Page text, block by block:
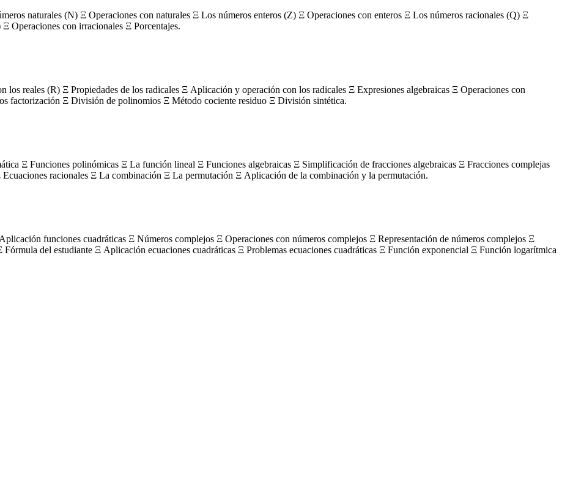
naturales (N) Ξ Operaciones con naturales Ξ Los números enteros (Z) Ξ Operaciones con enteros Ξ Los números racionales (Q) Ξ
Operaciones con irracionales Ξ Porcentajes.
los reales (R) Ξ Propiedades de los radicales Ξ Aplicación y operación con los radicales Ξ Expresiones algebraicas Ξ Operaciones con
factorización Ξ División de polinomios Ξ Método cociente residuo Ξ División sintética.
Ξ Funciones polinómicas Ξ La función lineal Ξ Funciones algebraicas Ξ Simplificación de fracciones algebraicas Ξ Fracciones complejas
racionales Ξ La combinación Ξ La permutación Ξ Aplicación de la combinación y la permutación.
funciones cuadráticas Ξ Números complejos Ξ Operaciones con números complejos Ξ Representación de números complejos Ξ
del estudiante Ξ Aplicación ecuaciones cuadráticas Ξ Problemas ecuaciones cuadráticas Ξ Función exponencial Ξ Función logarítmica